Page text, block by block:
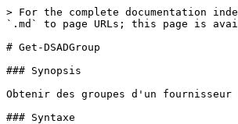
> For the complete documentation
`.md` to page URLs; this page is
# Get-DSADGroup
### Synopsis
Obtenir des groupes d'un fournisseur
### Syntaxe